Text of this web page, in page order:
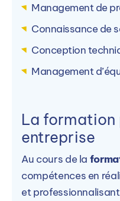
Management de
Connaissance de
Conception
Management
La formation
entreprise
Au cours de la
compétences en
et